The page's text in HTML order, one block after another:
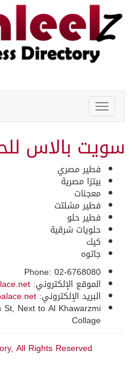
Toggle
navigation
سويت بالاس
فطير مصري
بيتزا مصرية
معجنات
فطير مشلتت
فطير حلو
حلويات شرقية
كيك
جاتوه
Phone: 02-6768080
الموقع الإلكتروني:
البريد الإلكتروني:
Next to Al Khawarzmi
Collage
All Rights Reserved.